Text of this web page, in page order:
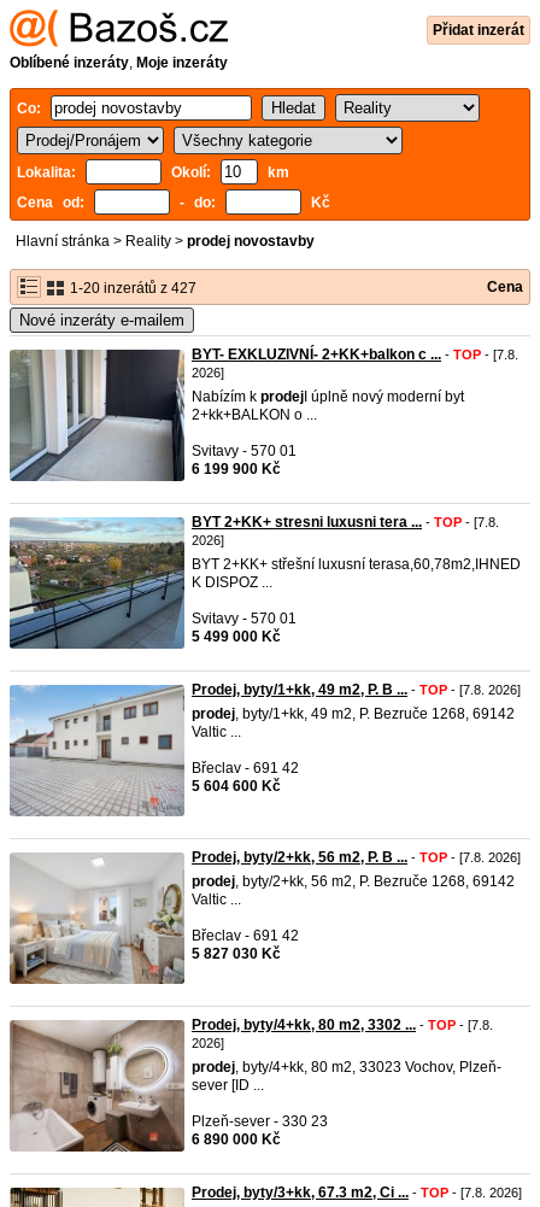
Přidat inzerát
Oblíbené inzeráty, Moje inzeráty
Co:
Lokalita: Okolí:
km
Cena od:
- do: Kč
Hlavní stránka > Reality > prodej novostavby
1-20 inzerátů z 427 Cena
Nové inzeráty e-mailem
BYT- EXKLUZIVNÍ- 2+KK+balkon c ... - TOP - [7.8.
2026]
Nabízím k prodej I úplně nový moderní byt
2+kk+BALKON o ...
Svitavy - 570 01
6 199 900 Kč
BYT 2+KK+ stresni luxusni tera ... - TOP - [7.8.
2026]
BYT 2+KK+ střešní luxusní terasa,60,78m2,IHNED
K DISPOZ ...
Svitavy - 570 01
5 499 000 Kč
Prodej, byty/1+kk, 49 m2, P. B ... - TOP - [7.8. 2026]
prodej, byty/1+kk, 49 m2, P. Bezruče 1268, 69142
Valtic ...
Břeclav - 691 42
5 604 600 Kč
Prodej, byty/2+kk, 56 m2, P. B ... - TOP - [7.8. 2026]
prodej, byty/2+kk, 56 m2, P. Bezruče 1268, 69142
Valtic ...
Břeclav - 691 42
5 827 030 Kč
Prodej, byty/4+kk, 80 m2, 3302 ... - TOP - [7.8.
2026]
prodej, byty/4+kk, 80 m2, 33023 Vochov, Plzeň-
sever [ID ...
Plzeň-sever - 330 23
6 890 000 Kč
Prodej, byty/3+kk, 67.3 m2, Ci ... - TOP - [7.8. 2026]